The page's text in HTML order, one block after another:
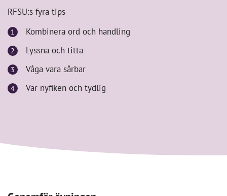
RFSU:s fyra tips
Kombinera ord och handling
Lyssna och titta
Våga vara sårbar
Var nyfiken och tydlig